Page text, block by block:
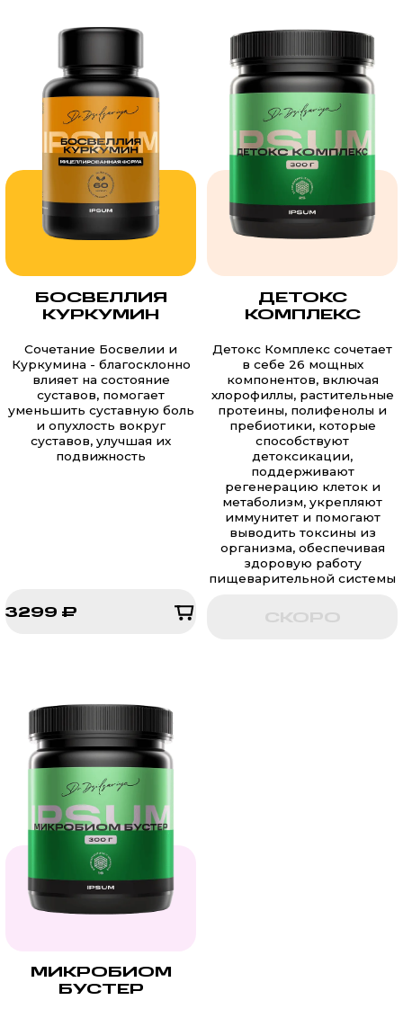
БОСВЕЛЛИЯ
КУРКУМИН
Сочетание Босвелии и
Куркумина - благосклонно
влияет на состояние
суставов, помогает
уменьшить суставную боль
и опухлость вокруг
суставов, улучшая их
подвижность
3299 ₽
ДЕТОКС
КОМПЛЕКС
Детокс Комплекс сочетает
в себе 26 мощных
компонентов, включая
хлорофиллы, растительные
протеины, полифенолы и
пребиотики, которые
способствуют
детоксикации,
поддерживают
регенерацию клеток и
метаболизм, укрепляют
иммунитет и помогают
выводить токсины из
организма, обеспечивая
здоровую работу
пищеварительной системы
СКОРО
МИКРОБИОМ
БУСТЕР